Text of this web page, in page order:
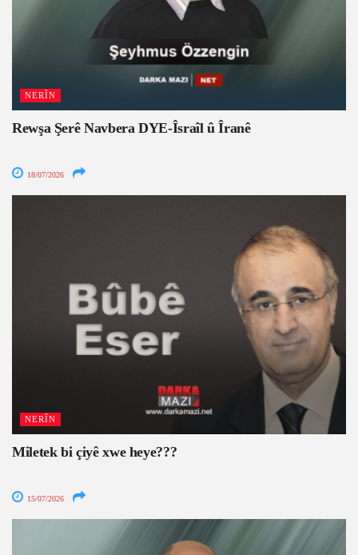
NERÎN
Rewşa Şerê Navbera DYE-Îsraîl û Îranê
18/07/2026
NERÎN
Miletek bi çiyê xwe heye???
15/07/2026